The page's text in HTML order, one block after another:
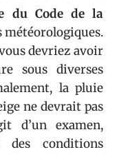
du Code de la
météorologiques.
devriez avoir
sous diverses
la pluie
ne devrait pas
d’un examen,
des conditions